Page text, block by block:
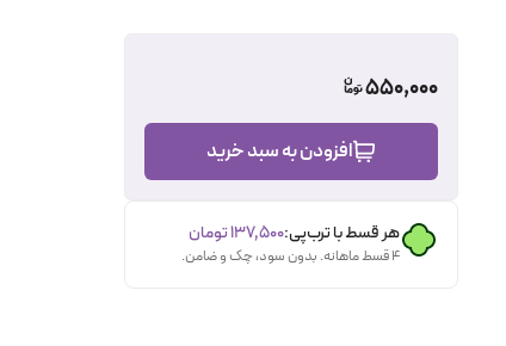
550,000
افزودن به سبد خرید
هر قسط با ترب‌پی:۱۳۷٬۵۰۰تومان
۴ قسط ماهانه. بدون سود، چک و ضامن.